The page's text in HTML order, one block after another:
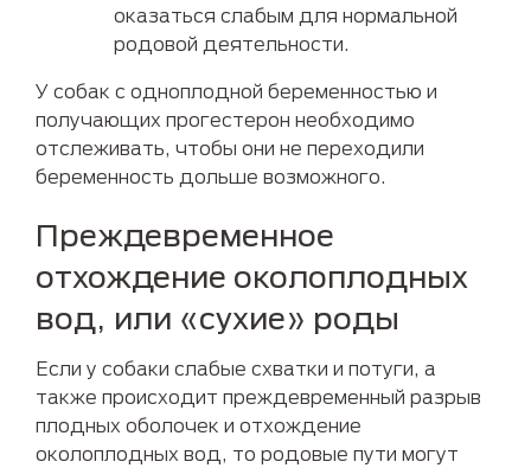
оказаться слабым для нормальной
родовой деятельности.
У собак с одноплодной беременностью и
получающих прогестерон необходимо
отслеживать, чтобы они не переходили
беременность дольше возможного.
Преждевременное
отхождение околоплодных
вод, или «сухие» роды
Если у собаки слабые схватки и потуги, а
также происходит преждевременный разрыв
плодных оболочек и отхождение
околоплодных вод, то родовые пути могут